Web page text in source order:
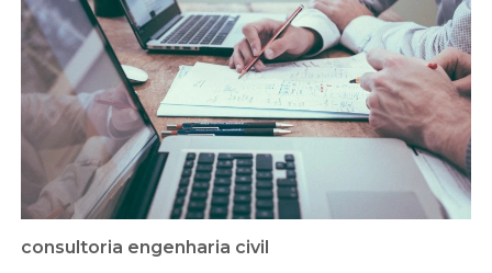
consultoria engenharia civil